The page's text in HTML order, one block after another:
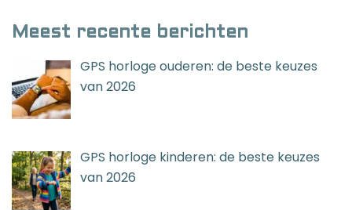
Meest recente berichten
GPS horloge ouderen: de beste keuzes
van 2026
GPS horloge kinderen: de beste keuzes
van 2026